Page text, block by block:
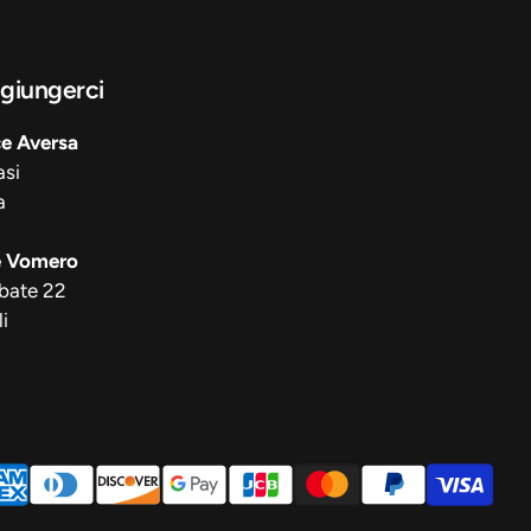
Aversa
Vomero
22